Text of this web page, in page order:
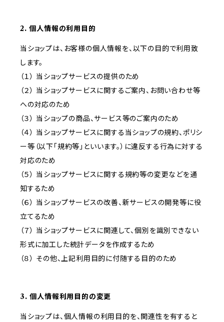
2. 個人情報の利用目的
当ショップは、お客様の個人情報を、以下の目的で利用致
します。
（１） 当ショップサービスの提供のため
（２） 当ショップサービスに関するご案内、お問い合わせ等
への対応のため
（３） 当ショップの商品、サービス等のご案内のため
（４） 当ショップサービスに関する当ショップの規約、ポリシ
ー等（以下「規約等」といいます。）に違反する行為に対する
対応のため
（５） 当ショップサービスに関する規約等の変更などを通
知するため
（６） 当ショップサービスの改善、新サービスの開発等に役
立てるため
（７） 当ショップサービスに関連して、個別を識別できない
形式に加工した統計データを作成するため
（８） その他、上記利用目的に付随する目的のため
3. 個人情報利用目的の変更
当ショップは、個人情報の利用目的を、関連性を有すると